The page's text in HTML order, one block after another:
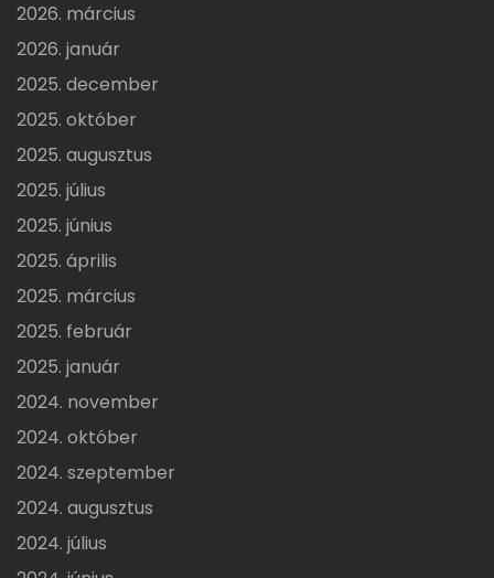
2026. március
2026. január
2025. december
2025. október
2025. augusztus
2025. július
2025. június
2025. április
2025. március
2025. február
2025. január
2024. november
2024. október
2024. szeptember
2024. augusztus
2024. július